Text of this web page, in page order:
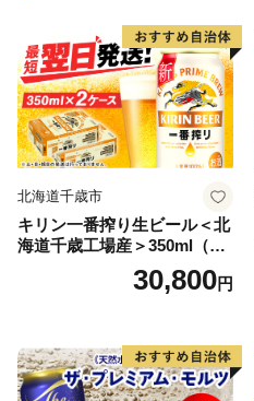
北海道千歳市
キリン一番搾り生ビール＜北
海道千歳工場産＞350ml（24
30,800円